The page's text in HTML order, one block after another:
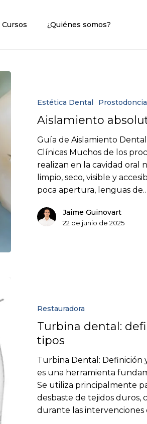
Cursos ¿Quiénes somos?
Estética Dental Prostodoncia
Aislamiento
Guía de Aislamiento
Clínicas Muchos de los
realizan en la cavidad oral
limpio, seco, visible y
poca apertura, lenguas
Jaime Guinovart
22 de junio de 2025
Restauradora
Turbina dental:
tipos
Turbina Dental: Definición
es una herramienta
Se utiliza principalmente
desbaste de tejidos duros,
durante las intervenciones